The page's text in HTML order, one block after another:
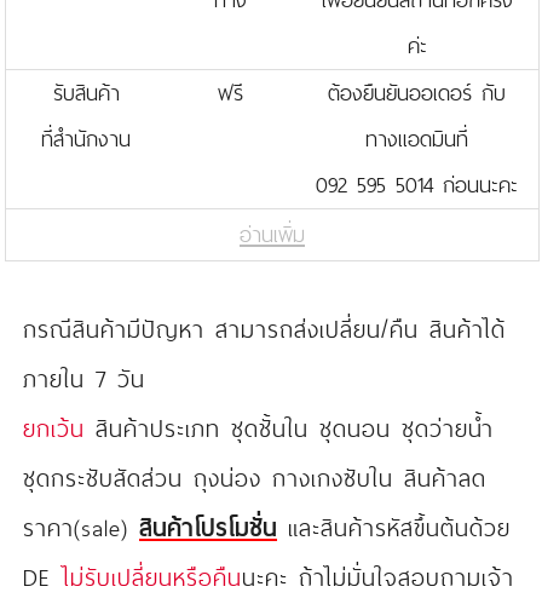
ค่ะ
รับสินค้า
ที่สำนักงาน
ฟรี
ต้องยืนยันออเดอร์ กับ
ทางแอดมินที่
092 595 5014 ก่อนนะคะ
อ่านเพิ่ม
กรณีสินค้ามีปัญหา สามารถส่งเปลี่ยน/คืน สินค้าได้
ภายใน 7 วัน
ยกเว้น สินค้าประเภท ชุดชั้นใน ชุดนอน ชุดว่ายน้ำ
ชุดกระชับสัดส่วน ถุงน่อง กางเกงซับใน สินค้าลด
ราคา(sale) สินค้าโปรโมชั่น และสินค้ารหัสขึ้นต้นด้วย
DE ไม่รับเปลี่ยนหรือคืนนะคะ ถ้าไม่มั่นใจสอบถามเจ้า